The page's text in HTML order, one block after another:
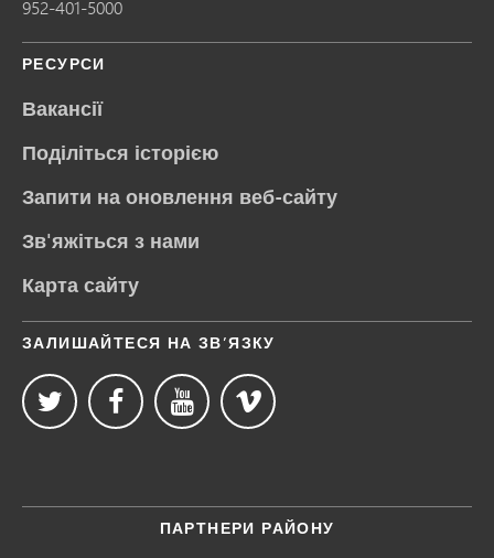
952-401-5000
РЕСУРСИ
Вакансії
Поділіться історією
Запити на оновлення веб-сайту
Зв'яжіться з нами
Карта сайту
ЗАЛИШАЙТЕСЯ НА ЗВ’ЯЗКУ
ПАРТНЕРИ РАЙОНУ